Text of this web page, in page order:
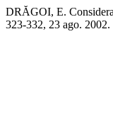
DRĂGOI, E.
323-332, 23 ago. 2002.